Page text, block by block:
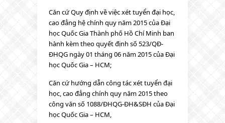
Căn cứ Quy định về việc xét tuyển đại học,
cao đẳng hệ chính quy năm 2015 của Đại
học Quốc Gia Thành phố Hồ Chí Minh ban
hành kèm theo quyết định số 523/QĐ-
ĐHQG ngày 01 tháng 06 năm 2015 của Đại
học Quốc Gia – HCM;
Căn cứ hướng dẫn công tác xét tuyển đại
học, cao đẳng chính quy năm 2015 theo
công văn số 1088/ĐHQG-ĐH&SĐH của Đại
học Quốc Gia – HCM,